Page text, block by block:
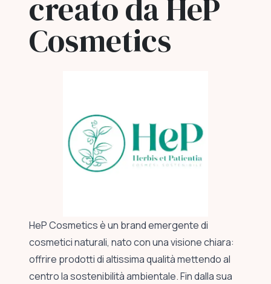
creato da HeP
Cosmetics
HeP Cosmetics è un brand emergente di
cosmetici naturali, nato con una visione chiara:
offrire prodotti di altissima qualità mettendo al
centro la sostenibilità ambientale. Fin dalla sua